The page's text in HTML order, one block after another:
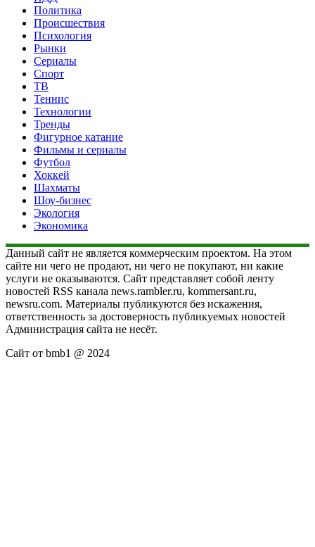
Политика
Происшествия
Психология
Рынки
Сериалы
Спорт
ТВ
Теннис
Технологии
Тренды
Фигурное катание
Фильмы и сериалы
Футбол
Хоккей
Шахматы
Шоу-бизнес
Экология
Экономика
Данный сайт не является коммерческим проектом. На этом
сайте ни чего не продают, ни чего не покупают, ни какие
услуги не оказываются. Сайт представляет собой ленту
новостей RSS канала news.rambler.ru, kommersant.ru,
newsru.com. Материалы публикуются без искажения,
ответственность за достоверность публикуемых новостей
Администрация сайта не несёт.
Сайт от bmb1 @ 2024